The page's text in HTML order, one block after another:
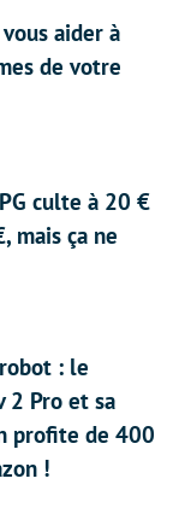
aider à
de votre
culte à 20 €
mais ça ne
: le
2 Pro et sa
profite de 400
!